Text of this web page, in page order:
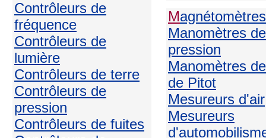
Contrôleurs de
fréquence
Contrôleurs de
lumière
Contrôleurs de terre
Contrôleurs de
pression
Contrôleurs de fuites
Magnétomètres
Manomètres de
pression
Manomètres
de Pitot
Mesureurs d'air
Mesureurs